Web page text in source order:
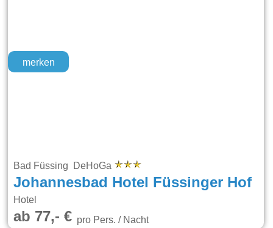
merken
Bad Füssing DeHoGa
Johannesbad Hotel Füssinger Hof
Hotel
ab 77,- €pro Pers. / Nacht